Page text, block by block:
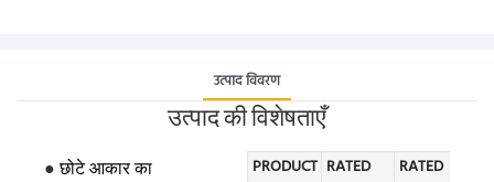
उत्पाद विवरण
उत्पाद की विशेषताएँ
●छोटे आकार का
PRODUCT RATED
RATED